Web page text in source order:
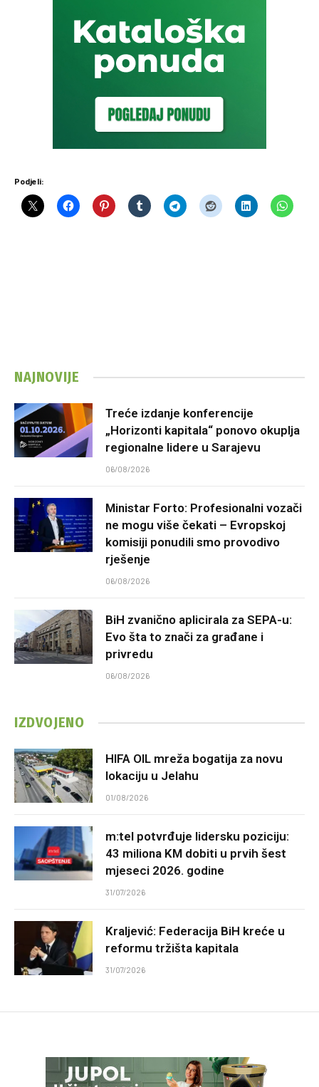
Podjeli:
NAJNOVIJE
Treće izdanje konferencije
„Horizonti kapitala“ ponovo okuplja
regionalne lidere u Sarajevu
06/08/2026
Ministar Forto: Profesionalni vozači
ne mogu više čekati – Evropskoj
komisiji ponudili smo provodivo
rješenje
06/08/2026
BiH zvanično aplicirala za SEPA-u:
Evo šta to znači za građane i
privredu
06/08/2026
IZDVOJENO
HIFA OIL mreža bogatija za novu
lokaciju u Jelahu
01/08/2026
m:tel potvrđuje lidersku poziciju:
43 miliona KM dobiti u prvih šest
mjeseci 2026. godine
31/07/2026
Kraljević: Federacija BiH kreće u
reformu tržišta kapitala
31/07/2026